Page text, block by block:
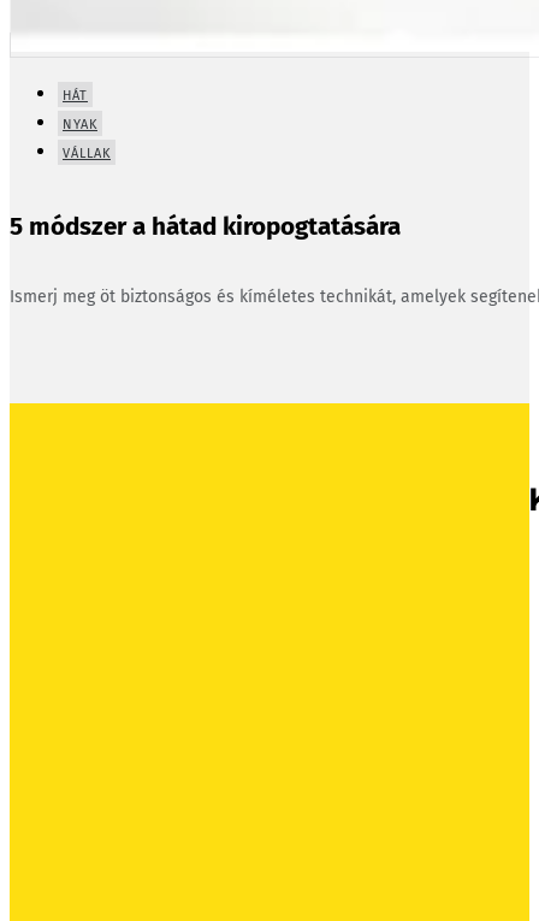
HÁT
NYAK
VÁLLAK
5 módszer a hátad kiropogtatására
Ismerj meg öt biztonságos és kíméletes technikát, amelyek